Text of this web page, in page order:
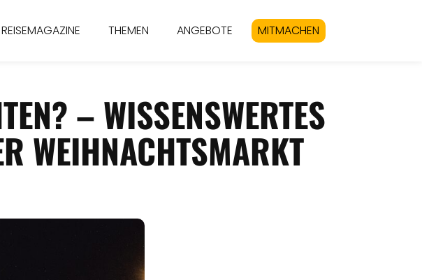
REISEMAGAZINE THEMEN ANGEBOTE MITMACHEN
– WISSENSWERTES
WEIHNACHTSMARKT